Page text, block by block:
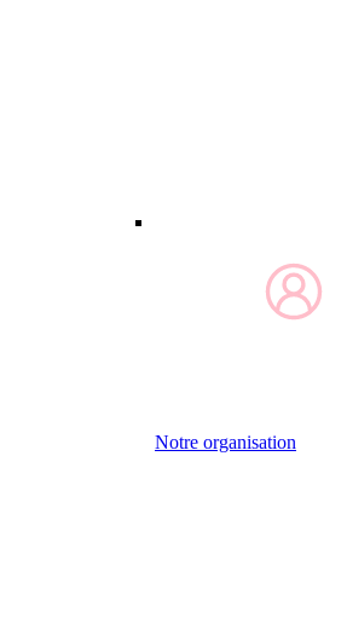
Notre organisation